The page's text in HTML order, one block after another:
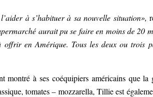
à s’habituer à sa nouvelle situation»,
aurait pu se faire en moins de 20
offrir en Amérique. Tous les deux ou trois
à ses coéquipiers américains que la
tomates – mozzarella, Tillie est